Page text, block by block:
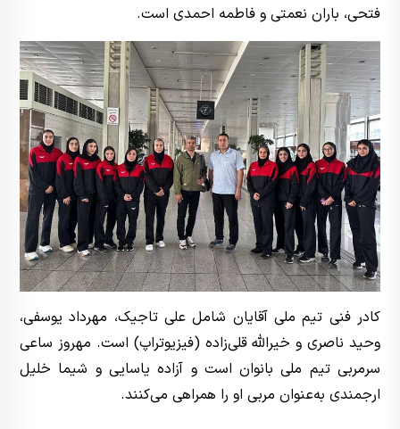
فتحی، باران نعمتی و فاطمه احمدی است.
کادر فنی تیم ملی آقایان شامل علی تاجیک، مهرداد یوسفی،
وحید ناصری و خیرالله قلی‌زاده (فیزیوتراپ) است. مهروز ساعی
سرمربی تیم ملی بانوان است و آزاده یاسایی و شیما خلیل
ارجمندی به‌عنوان مربی او را همراهی می‌کنند.